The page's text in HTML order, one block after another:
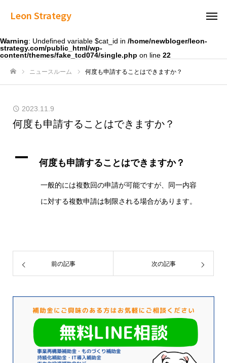
Leon Strategy
Warning: Undefined variable $cat_id in /home/newbloger/leon-
strategy.com/public_html/wp-
content/themes/fake_tcd074/single.php on line 22
ニュースルーム 何度も申請することはできますか？
2023.11.9
何度も申請することはできますか？
A 何度も申請することはできますか？
一般的には複数回の申請が可能ですが、同一内容
に対する複数申請は制限される場合があります。
前の記事 次の記事